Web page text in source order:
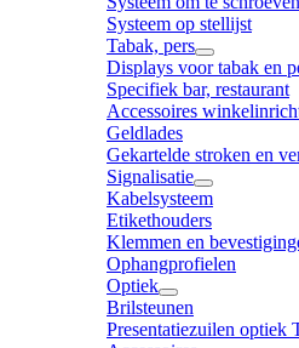
Systeem op stellijst
Tabak, pers
Displays voor tabak en
Specifiek bar, restaurant
Accessoires
Geldlades
Gekartelde stroken en
Signalisatie
Kabelsysteem
Etikethouders
Klemmen en
Ophangprofielen
Optiek
Brilsteunen
Presentatiezuilen optiek